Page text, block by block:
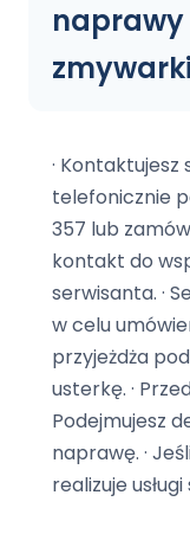
ŚLĄSK
Katowice
Gliwice
Sosnowiec
Bytom
Zabrze
Tychy
Chorzów
Rybnik
Mysłowice
· Kontaktujesz
telefonicznie
357 lub
kontakt do
serwisanta. ·
w celu
przyjeżdża
usterkę. ·
Podejmujesz
naprawę. ·
realizuje